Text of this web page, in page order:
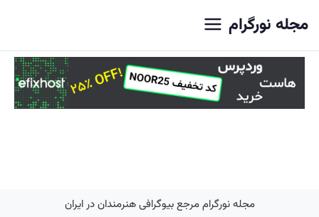
مجله نورگرام
مجله نورگرام مرجع بیوگرافی هنرمندان در ایران